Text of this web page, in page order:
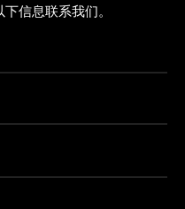
信息联系我们。